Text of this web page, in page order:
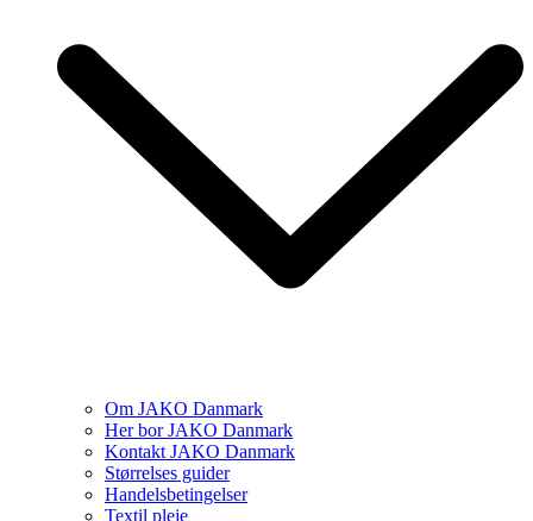
Om JAKO Danmark
Her bor JAKO Danmark
Kontakt JAKO Danmark
Størrelses guider
Handelsbetingelser
Textil pleje